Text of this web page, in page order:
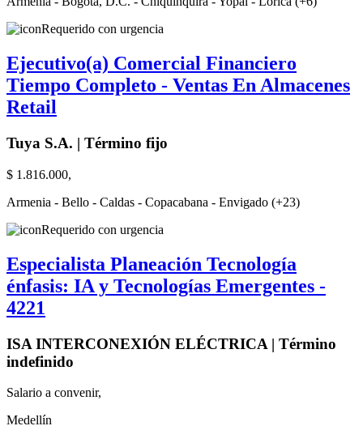
Requerido con urgencia
Ejecutivo(a) Comercial Financiero
Tiempo Completo - Ventas En Almacenes
Retail
Tuya S.A. | Término fijo
$ 1.816.000,
Armenia - Bello - Caldas - Copacabana - Envigado (+23)
Requerido con urgencia
Especialista Planeación Tecnología
énfasis: IA y Tecnologías Emergentes -
4221
ISA INTERCONEXIÓN ELÉCTRICA | Término
indefinido
Salario a convenir,
Medellín